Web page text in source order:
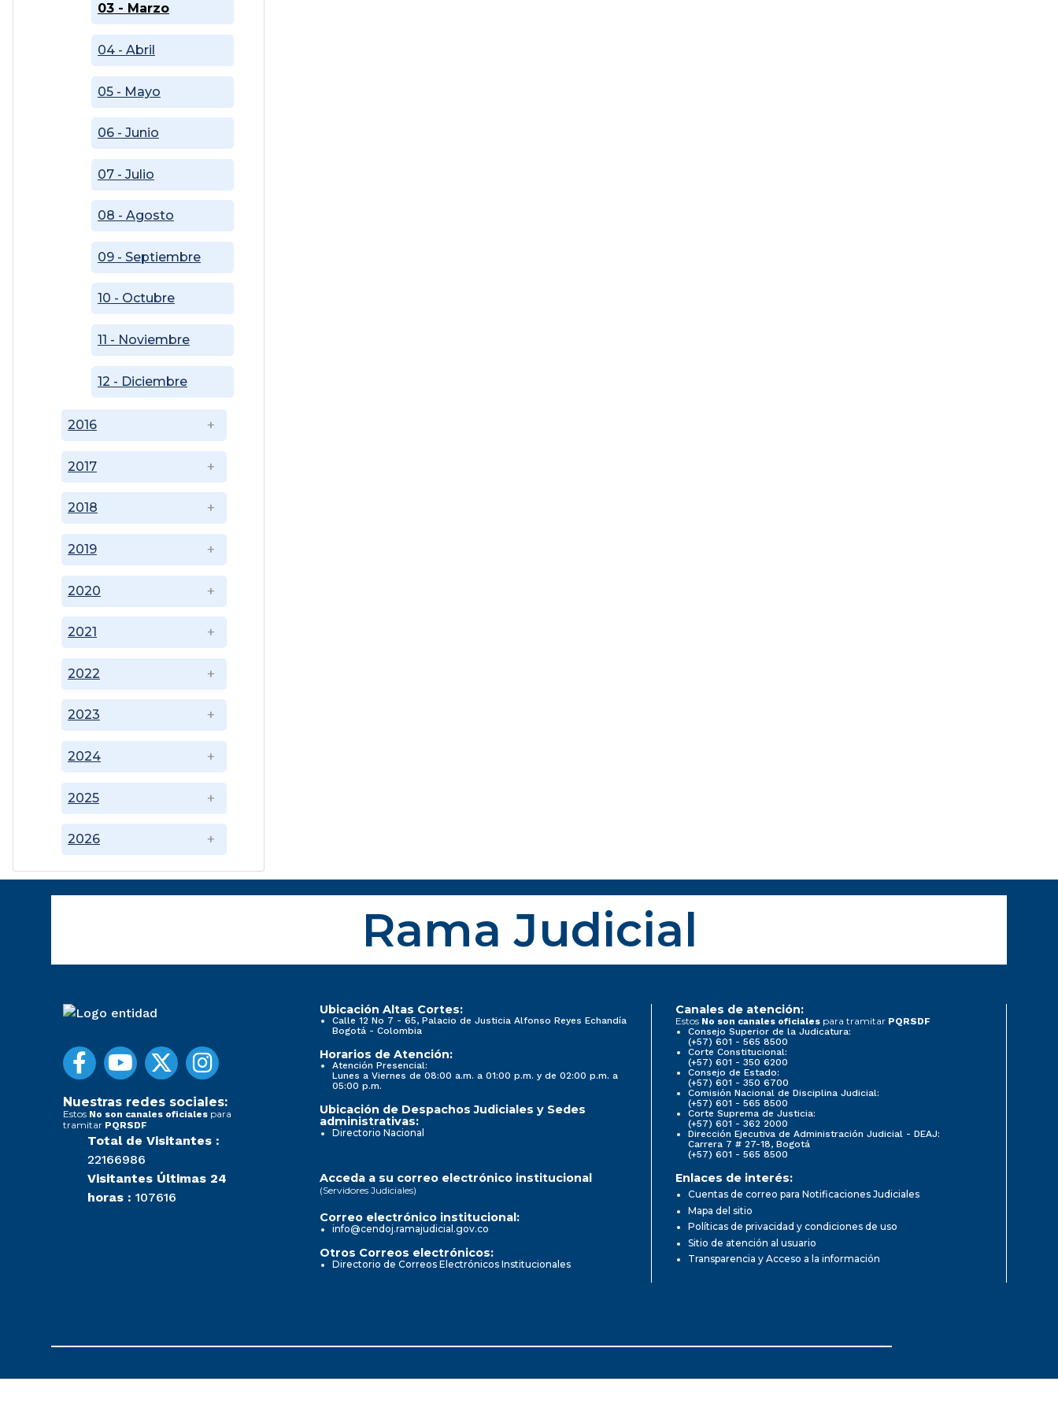
03 - Marzo
04 - Abril
05 - Mayo
06 - Junio
07 - Julio
08 - Agosto
09 - Septiembre
10 - Octubre
11 - Noviembre
12 - Diciembre
2016
2017
2018
2019
2020
2021
2022
2023
2024
2025
2026
Rama Judicial
Nuestras redes sociales:
Estos No son canales oficiales para
tramitar PQRSDF
Total de Visitantes :
22166986
Visitantes Últimas 24
horas : 107616
Ubicación Altas Cortes:
Calle 12 No 7 - 65, Palacio de Justicia Alfonso Reyes Echandía
Bogotá - Colombia
Horarios de Atención:
Atención Presencial:
Lunes a Viernes de 08:00 a.m. a 01:00 p.m. y de 02:00 p.m. a
05:00 p.m.
Ubicación de Despachos Judiciales y Sedes
administrativas:
Directorio Nacional
Canales de atención:
Estos No son canales oficiales para tramitar PQRSDF
Consejo Superior de la Judicatura:
(+57) 601 - 565 8500
Corte Constitucional:
(+57) 601 - 350 6200
Consejo de Estado:
(+57) 601 - 350 6700
Comisión Nacional de Disciplina Judicial:
(+57) 601 - 565 8500
Corte Suprema de Justicia:
(+57) 601 - 362 2000
Dirección Ejecutiva de Administración Judicial - DEAJ:
Carrera 7 # 27-18, Bogotá
(+57) 601 - 565 8500
Acceda a su correo electrónico institucional
(Servidores Judiciales)
Correo electrónico institucional:
info@cendoj.ramajudicial.gov.co
Otros Correos electrónicos:
Directorio de Correos Electrónicos Institucionales
Enlaces de interés:
Cuentas de correo para Notificaciones Judiciales
Mapa del sitio
Políticas de privacidad y condiciones de uso
Sitio de atención al usuario
Transparencia y Acceso a la información